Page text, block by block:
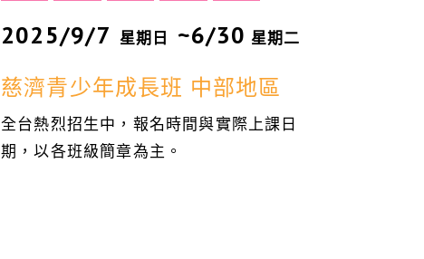
2025/9/7 星期日 ~6/30 星期二
慈濟青少年成長班 中部地區
全台熱烈招生中，報名時間與實際上課日
期，以各班級簡章為主。